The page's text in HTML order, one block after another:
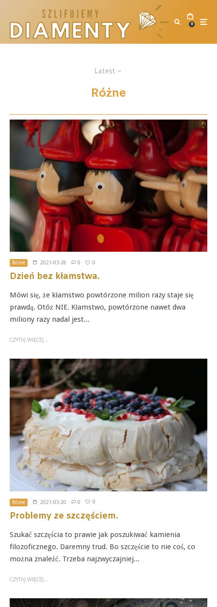
0
Latest
Różne
Różne 2021-03-28 0 0
Dzień bez kłamstwa.
Mówi się, że kłamstwo powtórzone milion razy staje się
prawdą. Otóż NIE. Kłamstwo, powtórzone nawet dwa
miliony razy nadal jest...
CZYTAJ WIĘCEJ...
Różne 2021-03-20 0 0
Problemy ze szczęściem.
Szukać szczęścia to prawie jak poszukiwać kamienia
filozoficznego. Daremny trud. Bo szczęście to nie coś, co
można znaleźć. Trzeba najzwyczajniej...
CZYTAJ WIĘCEJ...